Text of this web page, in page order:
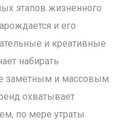
этапов жизненного
и его
и креативные
набирать
заметным и массовым.
охватывает
по мере утраты